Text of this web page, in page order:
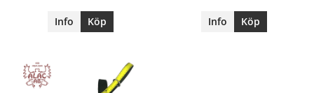
Info Köp Info Köp